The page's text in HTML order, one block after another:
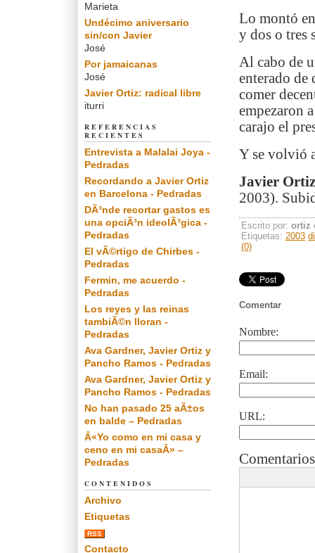
Lo montó
y dos o tres
Al cabo de
enterado de
comer
empezaron
carajo el
Y se volvió
Javier Ortiz
2003).
Escrito por: ortiz
Etiquetas: 2003
(0)
Comentar
Nombre:
Email:
URL:
Marieta
Undécimo aniversario
sin/con Javier
José
Por jamaicanas
José
Javier Ortiz: radical libre
iturri
REFERENCIAS
RECIENTES
Entrevista a Malalai Joya -
Pedradas
Recordando a Javier Ortiz
en Barcelona - Pedradas
DÃ³nde recortar gastos es
una opciÃ³n ideolÃ³gica -
Pedradas
El vÃ©rtigo de Chirbes -
Pedradas
Fermin, me acuerdo -
Pedradas
Los reyes y las reinas
tambiÃ©n lloran -
Pedradas
Ava Gardner, Javier Ortiz y
Pancho Ramos - Pedradas
Ava Gardner, Javier Ortiz y
Pancho Ramos - Pedradas
No han pasado 25 aÃ±os
en balde – Pedradas
Â«Yo como en mi casa y
ceno en mi casaÂ» –
Pedradas
CONTENIDOS
Archivo
Etiquetas
RSS
Contacto